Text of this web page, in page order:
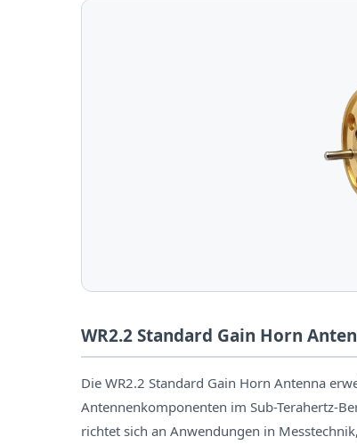
WR2.2 Standard Gain Horn
Die WR2.2 Standard Gain Horn Antenna
Antennenkomponenten im Sub-Terahertz-
richtet sich an Anwendungen in